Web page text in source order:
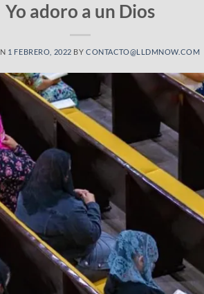
Yo adoro a un Dios
1 FEBRERO, 2022 BYCONTACTO@LLDMNOW.COM